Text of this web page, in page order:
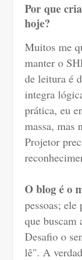
Por que
hoje?
Muitos me
manter o
de leitura é
integra
prática, eu
massa, mas
Projetor
O blog é o
pessoas; ele
que buscam
Desafio o
lê". A